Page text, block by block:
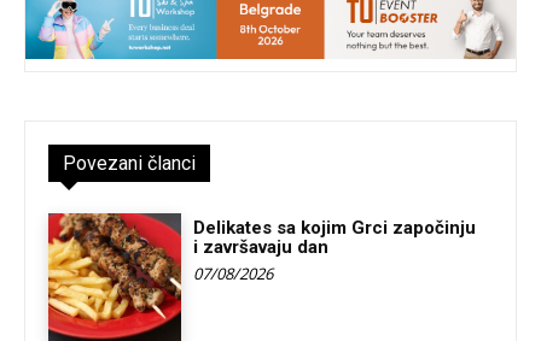
Povezani članci
Delikates sa kojim Grci započinju
i završavaju dan
07/08/2026